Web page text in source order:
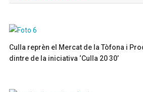
Culla reprèn el Mercat de la Tòfona i
dintre de la iniciativa ‘Culla 20 30’